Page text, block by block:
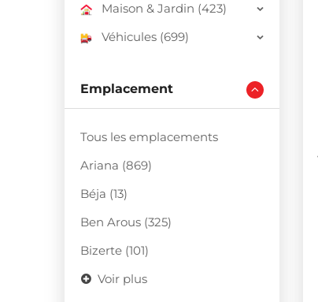
Maison & Jardin (423)
Véhicules (699)
Emplacement
Tous les emplacements
Ariana (869)
Béja (13)
Ben Arous (325)
Bizerte (101)
Voir plus